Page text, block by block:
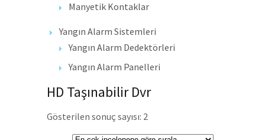
Manyetik Kontaklar
Yangın Alarm Sistemleri
Yangın Alarm Dedektörleri
Yangın Alarm Panelleri
HD Taşınabilir Dvr
Gösterilen sonuç sayısı: 2